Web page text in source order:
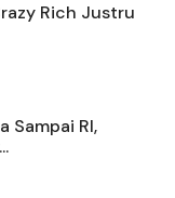
Rich Justru
Sampai RI,